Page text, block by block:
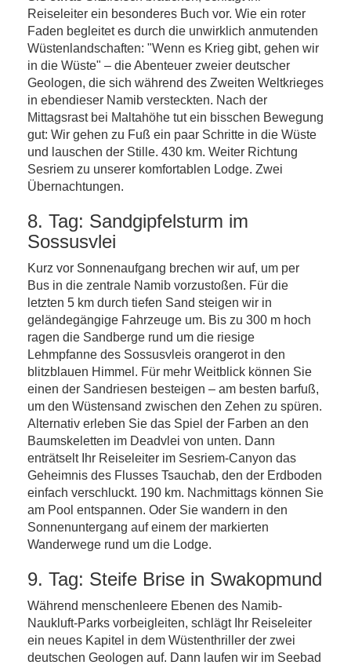
Reiseleiter ein besonderes Buch vor. Wie ein roter
Faden begleitet es durch die unwirklich anmutenden
Wüstenlandschaften: "Wenn es Krieg gibt, gehen wir
in die Wüste" – die Abenteuer zweier deutscher
Geologen, die sich während des Zweiten Weltkrieges
in ebendieser Namib versteckten. Nach der
Mittagsrast bei Maltahöhe tut ein bisschen Bewegung
gut: Wir gehen zu Fuß ein paar Schritte in die Wüste
und lauschen der Stille. 430 km. Weiter Richtung
Sesriem zu unserer komfortablen Lodge. Zwei
Übernachtungen.
8. Tag: Sandgipfelsturm im
Sossusvlei
Kurz vor Sonnenaufgang brechen wir auf, um per
Bus in die zentrale Namib vorzustoßen. Für die
letzten 5 km durch tiefen Sand steigen wir in
geländegängige Fahrzeuge um. Bis zu 300 m hoch
ragen die Sandberge rund um die riesige
Lehmpfanne des Sossusvleis orangerot in den
blitzblauen Himmel. Für mehr Weitblick können Sie
einen der Sandriesen besteigen – am besten barfuß,
um den Wüstensand zwischen den Zehen zu spüren.
Alternativ erleben Sie das Spiel der Farben an den
Baumskeletten im Deadvlei von unten. Dann
enträtselt Ihr Reiseleiter im Sesriem-Canyon das
Geheimnis des Flusses Tsauchab, den der Erdboden
einfach verschluckt. 190 km. Nachmittags können Sie
am Pool entspannen. Oder Sie wandern in den
Sonnenuntergang auf einem der markierten
Wanderwege rund um die Lodge.
9. Tag: Steife Brise in Swakopmund
Während menschenleere Ebenen des Namib-
Naukluft-Parks vorbeigleiten, schlägt Ihr Reiseleiter
ein neues Kapitel in dem Wüstenthriller der zwei
deutschen Geologen auf. Dann laufen wir im Seebad